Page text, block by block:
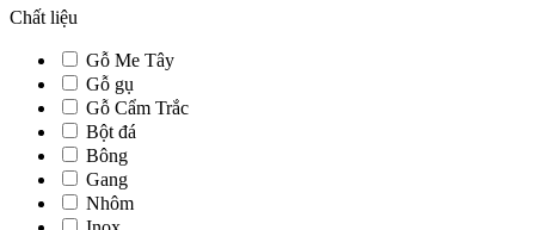
Chất liệu
Gỗ Me Tây
Gỗ gụ
Gỗ Cẩm Trắc
Bột đá
Bông
Gang
Nhôm